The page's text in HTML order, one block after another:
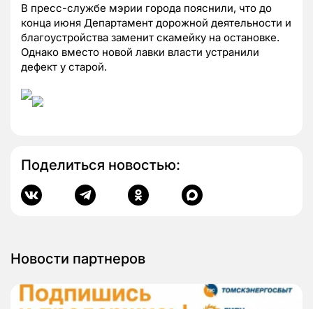
В пресс-службе мэрии города пояснили, что до
конца июня Департамент дорожной деятельности и
благоустройства заменит скамейку на остановке.
Однако вместо новой лавки власти устранили
дефект у старой.
Поделиться новостью:
Новости партнеров